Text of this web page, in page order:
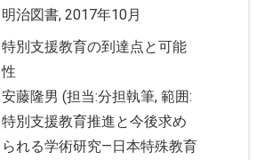
明治図書, 2017年10月
特別支援教育の到達点と可能
性
安藤隆男 (担当:分担執筆, 範囲:
特別支援教育推進と今後求め
られる学術研究―日本特殊教育